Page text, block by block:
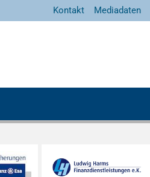
Kontakt Mediadaten